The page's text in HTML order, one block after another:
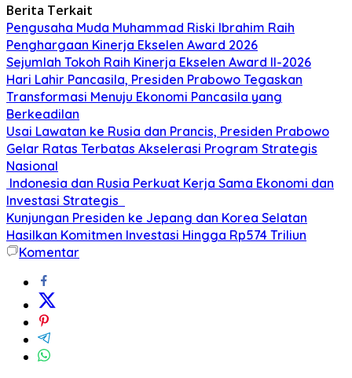
Berita Terkait
Pengusaha Muda Muhammad Riski Ibrahim Raih
Penghargaan Kinerja Ekselen Award 2026
Sejumlah Tokoh Raih Kinerja Ekselen Award II-2026
Hari Lahir Pancasila, Presiden Prabowo Tegaskan
Transformasi Menuju Ekonomi Pancasila yang
Berkeadilan
Usai Lawatan ke Rusia dan Prancis, Presiden Prabowo
Gelar Ratas Terbatas Akselerasi Program Strategis
Nasional
Indonesia dan Rusia Perkuat Kerja Sama Ekonomi dan
Investasi Strategis
Kunjungan Presiden ke Jepang dan Korea Selatan
Hasilkan Komitmen Investasi Hingga Rp574 Triliun
Komentar